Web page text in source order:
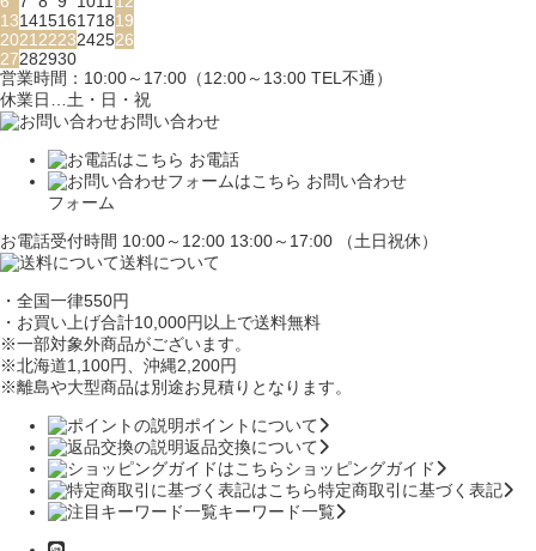
13141516171819
2021 2223242526
27282930
営業時間：10:00～17:00（12:00～13:00 TEL不通）
休業日…土・日・祝
お問い合わせ
お電話
お問い合わせ
フォーム
お電話受付時間 10:00～12:00 13:00～17:00 （土日祝休）
送料について
・全国一律550円
・お買い上げ合計10,000円 以上で送料無料
※一部対象外商品がございます。
※北海道1,100円
、沖縄2,200円
※離島や大型商品は別途お見積りとなります。
ポイントについて
返品交換について
ショッピングガイド
特定商取引に基づく表記
キーワード一覧